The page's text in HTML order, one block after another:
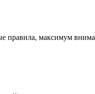
правила, максимум